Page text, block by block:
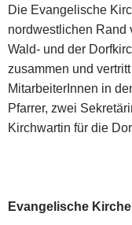
Die Evangelische
nordwestlichen Rand
Wald- und der
zusammen und
MitarbeiterInnen in
Pfarrer, zwei
Kirchwartin für die
Evangelische